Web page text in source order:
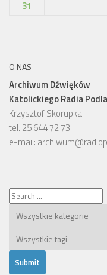
31
O NAS
Archiwum Dźwięków
Katolickiego Radia
Krzysztof Skorupka
tel. 25 644 72 73
e-mail: